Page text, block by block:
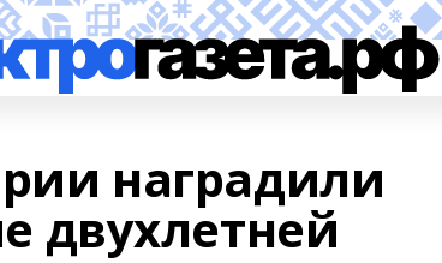
наградили
двухлетней